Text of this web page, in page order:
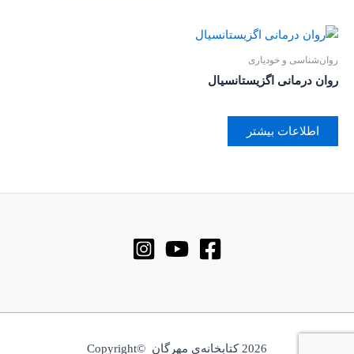
روان‌‌شناسی و خودیاری
روان درمانی اگزیستانسیال
اطلاعات بیشتر
2026 کتابخانه‌ی مهرگان ©Copyright